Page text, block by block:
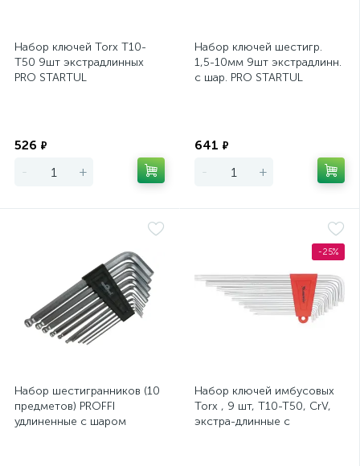
Набор ключей Torx T10-
T50 9шт экстрадлинных
PRO STARTUL
526 ₽
- +
Набор ключей шестигр.
1,5-10мм 9шт экстрадлинн.
с шар. PRO STARTUL
641 ₽
- +
Набор шестигранников (10
предметов) PROFFI
удлиненные с шаром
-25%
Набор ключей имбусовых
Torx , 9 шт, T10-T50, CrV,
экстра-длинные с